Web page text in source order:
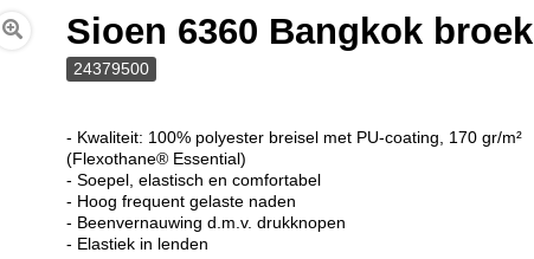
Sioen 6360 Bangkok broek
24379500
- Kwaliteit: 100% polyester breisel met PU-coating, 170 gr/m²
(Flexothane® Essential)
- Soepel, elastisch en comfortabel
- Hoog frequent gelaste naden
- Beenvernauwing d.m.v. drukknopen
- Elastiek in lenden